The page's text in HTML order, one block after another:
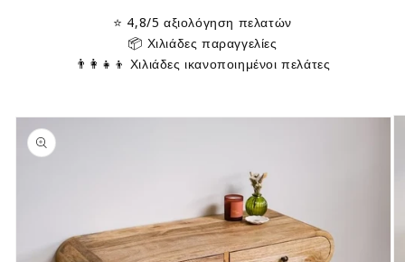
⭐ 4,8/5 αξιολόγηση πελατών
📦 Χιλιάδες παραγγελίες
👨‍👩‍👧‍👦 Χιλιάδες ικανοποιημένοι πελάτες
στις
πληροφορίες
προϊόντος